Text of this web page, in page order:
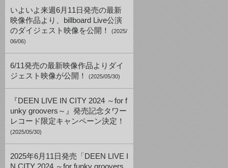
いよいよ来週6月11日発売の最新
映像作品より、billboard Live公演
のダイジェスト映像を公開！
(2025/
06/06)
6/11発売の最新映像作品よりダイ
ジェスト映像が公開！
(2025/05/30)
『DEEN LIVE IN CITY 2024 ～for f
unky groovers～』発売記念タワー
レコード限定キャンペーン決定！
(2025/05/30)
2025年6月11日発売「DEEN LIVE I